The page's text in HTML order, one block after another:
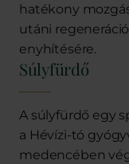
hatékony
utáni
enyhítésére.
Súlyfürdő
A súlyfürdő egy
a Hévízi-tó
medencében